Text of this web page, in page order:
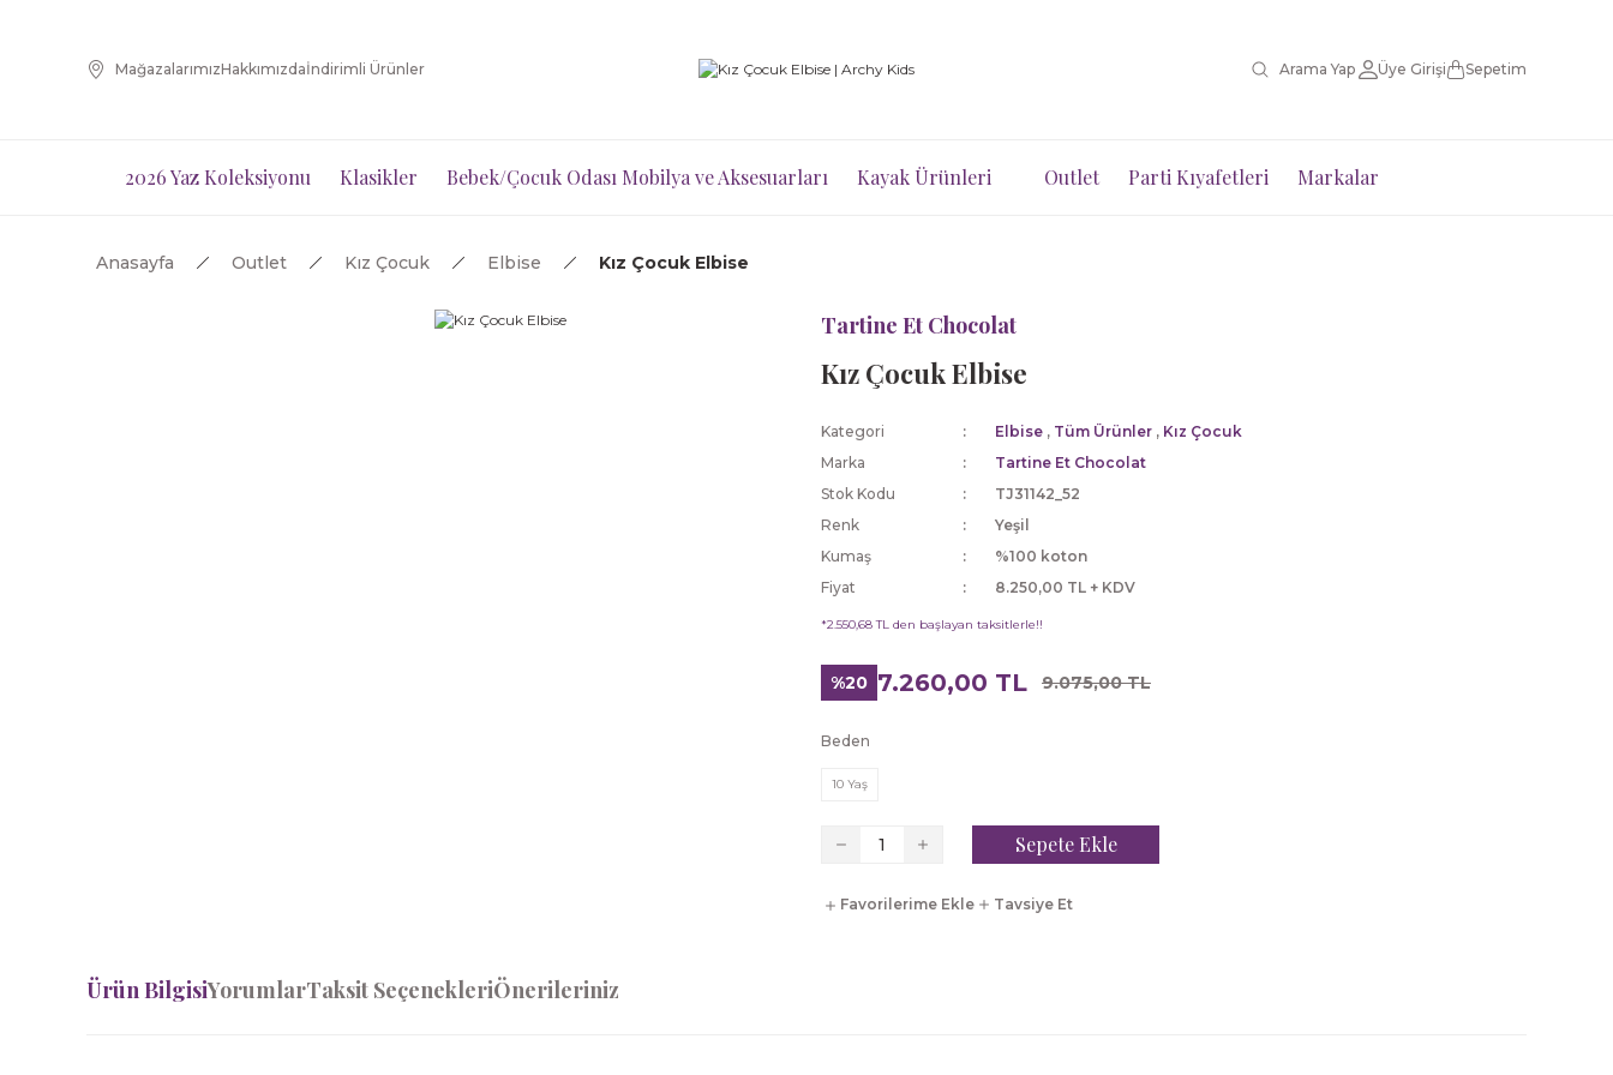
MağazalarımızHakkımızdaİndirimli Ürünler Üye Girişi Sepetim
2026 Yaz Koleksiyonu Klasikler Bebek/Çocuk Odası Mobilya ve Aksesuarları Kayak Ürünleri Outlet Parti Kıyafetleri Markalar
Anasayfa Outlet Kız Çocuk Elbise Kız Çocuk Elbise
Tartine Et Chocolat
Kız Çocuk Elbise
Kategori Elbise , Tüm Ürünler , Kız Çocuk
Marka
Tartine Et Chocolat
Stok Kodu
TJ31142_52
Renk
Yeşil
Kumaş
%100 koton
Fiyat
8.250,00 TL + KDV
*2.550,68 TL den başlayan taksitlerle!!
%20 7.260,00 TL 9.075,00 TL
Beden
10 Yaş
Sepete Ekle
Tavsiye Et
Ürün BilgisiYorumlarTaksit SeçenekleriÖnerileriniz